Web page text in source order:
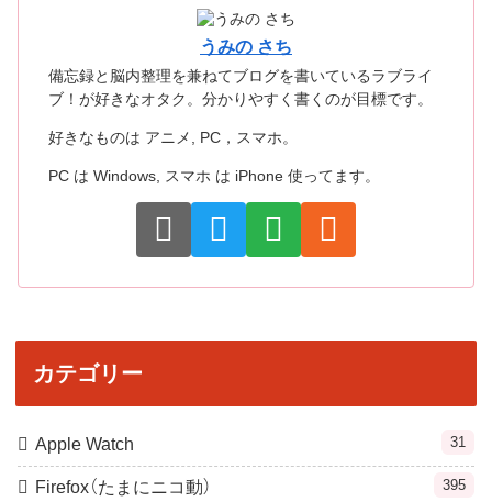
うみの さち
備忘録と脳内整理を兼ねてブログを書いているラブライ
ブ！が好きなオタク。分かりやすく書くのが目標です。
好きなものは アニメ, PC，スマホ。
PC は Windows, スマホ は iPhone 使ってます。
カテゴリー
Apple Watch 31
Firefox（たまにニコ動） 395